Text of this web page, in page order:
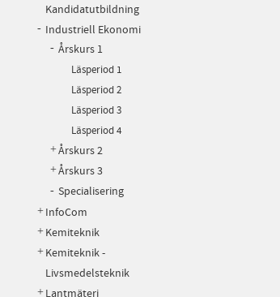
Kandidatutbildning
Industriell Ekonomi
Årskurs 1
Läsperiod 1
Läsperiod 2
Läsperiod 3
Läsperiod 4
Årskurs 2
Årskurs 3
Specialisering
InfoCom
Kemiteknik
Kemiteknik -
Livsmedelsteknik
Lantmäteri